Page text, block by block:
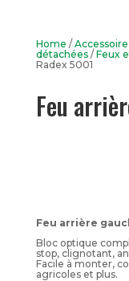
Home /
détachées/ Feux
Radex 5001
Feu
Feu arrière
Bloc optique
stop, clignotant,
Facile à monter,
agricoles et plus.